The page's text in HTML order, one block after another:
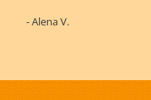
- Alena V.